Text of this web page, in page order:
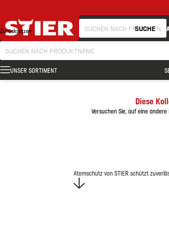
SUCHE
UNSER SORTIMENT
Zurücksetzen
Diese
Versuchen Sie, auf eine
Atemschutz von STIER schützt
Ver